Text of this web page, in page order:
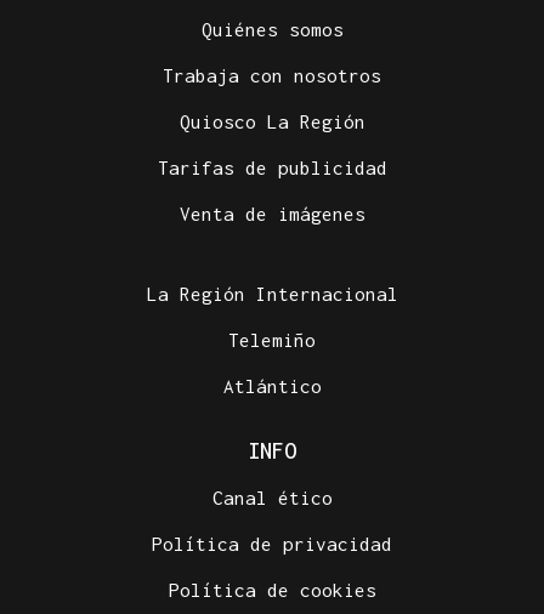
Quiénes somos
Trabaja con nosotros
Quiosco La Región
Tarifas de publicidad
Venta de imágenes
La Región Internacional
Telemiño
Atlántico
INFO
Canal ético
Política de privacidad
Política de cookies